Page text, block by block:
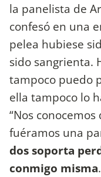
la panelista de
confesó en una
pelea hubiese
sido sangrienta.
tampoco puedo
ella tampoco lo
“Nos
fuéramos una
dos soporta
conmigo misma